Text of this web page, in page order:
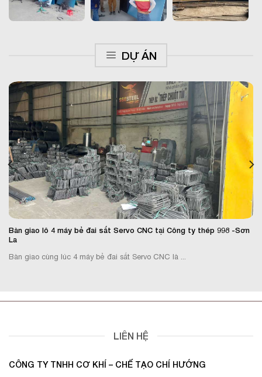
DỰ ÁN
Bàn giao lô 4 máy bẻ đai sắt Servo CNC tại Công ty thép 998 -Sơn
La
Bàn giao cùng lúc 4 máy bẻ đai sắt Servo CNC là ...
LIÊN HỆ
CÔNG TY TNHH CƠ KHÍ – CHẾ TẠO CHÍ HƯỚNG